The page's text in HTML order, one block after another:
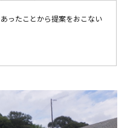
ったことから提案をおこない